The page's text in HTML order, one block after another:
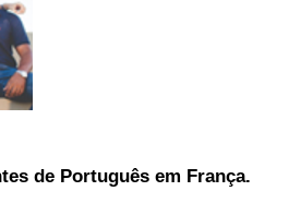
de Português em França.